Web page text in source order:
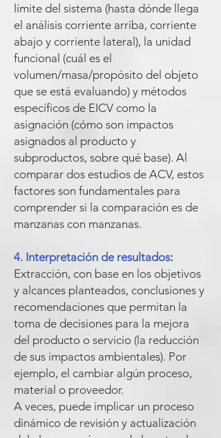
límite del sistema (hasta dónde llega
el análisis corriente arriba, corriente
abajo y corriente lateral), la unidad
funcional (cuál es el
volumen/masa/propósito del objeto
que se está evaluando) y métodos
específicos de EICV como la
asignación (cómo son impactos
asignados al producto y
subproductos, sobre qué base). Al
comparar dos estudios de ACV, estos
factores son fundamentales para
comprender si la comparación es de
manzanas con manzanas.
4. Interpretación de resultados:
Extracción, con base en los objetivos
y alcances planteados, conclusiones y
recomendaciones que permitan la
toma de decisiones para la mejora
del producto o servicio (la reducción
de sus impactos ambientales). Por
ejemplo, el cambiar algún proceso,
material o proveedor.
A veces, puede implicar un proceso
dinámico de revisión y actualización